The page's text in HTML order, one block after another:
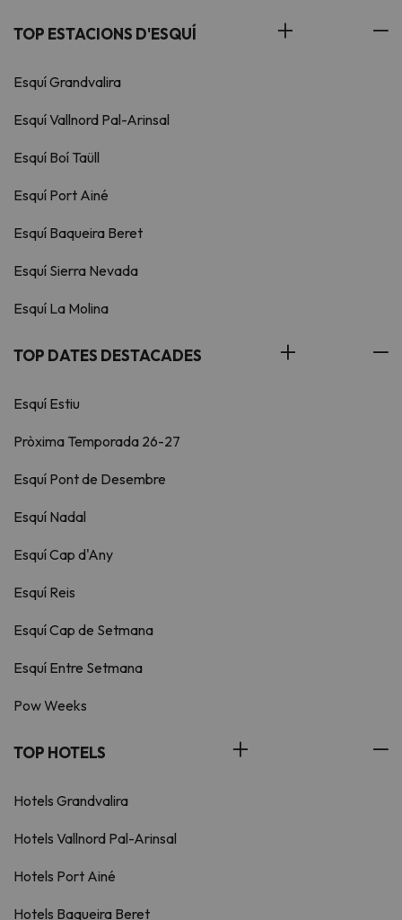
TOP ESTACIONS D'ESQUÍ
Esquí Grandvalira
Esquí Vallnord Pal-Arinsal
Esquí Boí Taüll
Esquí Port Ainé
Esquí Baqueira Beret
Esquí Sierra Nevada
Esquí La Molina
TOP DATES DESTACADES
Esquí Estiu
Pròxima Temporada 26-27
Esquí Pont de Desembre
Esquí Nadal
Esquí Cap d'Any
Esquí Reis
Esquí Cap de Setmana
Esquí Entre Setmana
Pow Weeks
TOP HOTELS
Hotels Grandvalira
Hotels Vallnord Pal-Arinsal
Hotels Port Ainé
Hotels Baqueira Beret